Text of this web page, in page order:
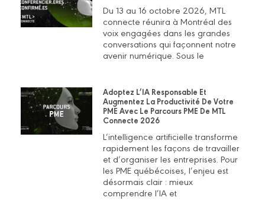
Du 13 au 16 octobre 2026, MTL
connecte réunira à Montréal des
voix engagées dans les grandes
conversations qui façonnent notre
avenir numérique. Sous le
Adoptez L’IA Responsable Et
Augmentez La Productivité De Votre
PME Avec Le Parcours PME De MTL
Connecte 2026
L’intelligence artificielle transforme
rapidement les façons de travailler
et d’organiser les entreprises. Pour
les PME québécoises, l’enjeu est
désormais clair : mieux
comprendre l’IA et